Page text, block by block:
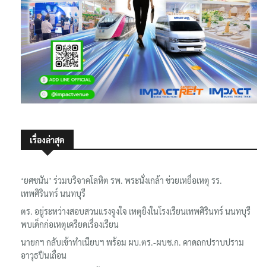
เรื่องล่าสุด
‘ยศชนัน’ ร่วมบริจาคโลหิต รพ. พระนั่งเกล้า ช่วยเหยื่อเหตุ รร.
เทพศิรินทร์ นนทบุรี
ตร. อยู่ระหว่างสอบสวนแรงจูงใจ เหตุยิงในโรงเรียนเทพศิรินทร์ นนทบุรี
พบเด็กก่อเหตุเครียดเรื่องเรียน
นายกฯ กลับเข้าทำเนียบฯ พร้อม ผบ.ตร.-ผบช.ก. คาดถกปราบปราม
อาวุธปืนเถื่อน